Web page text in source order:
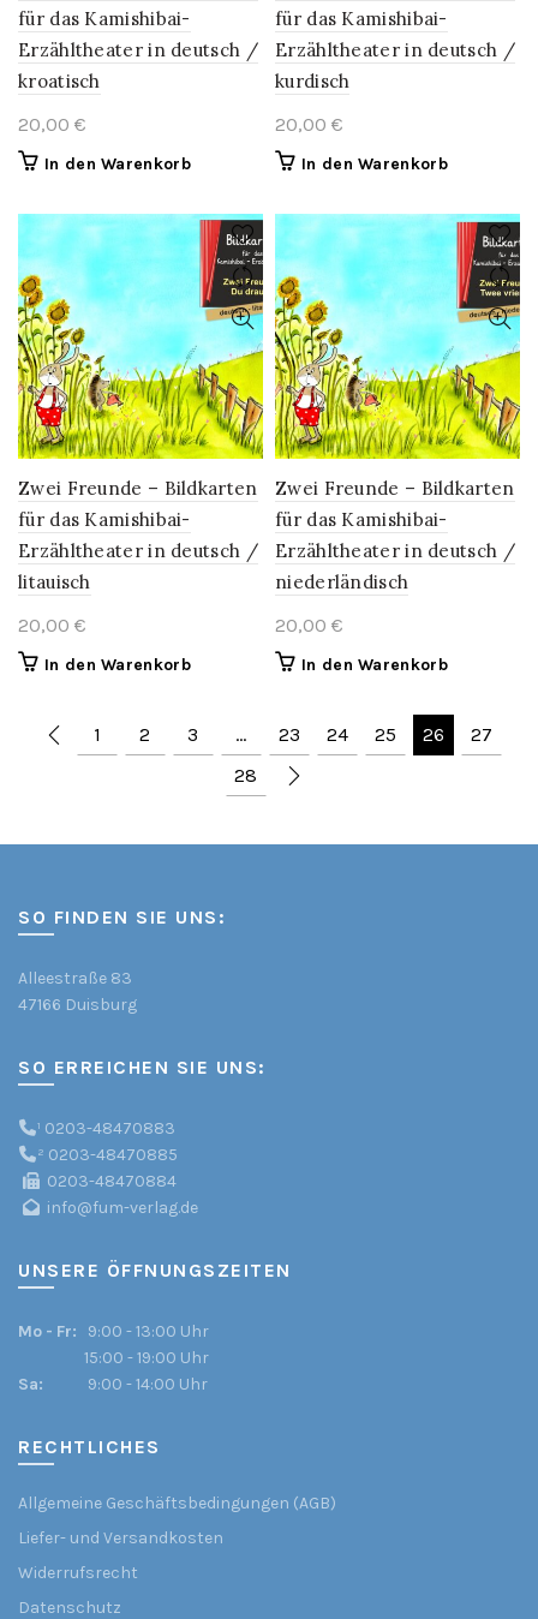
für das Kamishibai-
Erzähltheater in deutsch /
kroatisch
20,00 €
In den Warenkorb
für das Kamishibai-
Erzähltheater in deutsch /
kurdisch
20,00 €
In den Warenkorb
Zwei Freunde – Bildkarten
für das Kamishibai-
Erzähltheater in deutsch /
litauisch
20,00 €
In den Warenkorb
Zwei Freunde – Bildkarten
für das Kamishibai-
Erzähltheater in deutsch /
niederländisch
20,00 €
In den Warenkorb
1 2 3 … 23 24 25 26
27
28
SO FINDEN SIE UNS:
Alleestraße 83
47166 Duisburg
SO ERREICHEN SIE UNS:
¹ 0203-48470883
² 0203-48470885
0203-48470884
info@fum-verlag.de
UNSERE ÖFFNUNGSZEITEN
Mo - Fr:
9:00 - 13:00 Uhr
15:00 - 19:00 Uhr
Sa:
9:00 - 14:00 Uhr
RECHTLICHES
Allgemeine Geschäftsbedingungen (AGB)
Liefer- und Versandkosten
Widerrufsrecht
Datenschutz